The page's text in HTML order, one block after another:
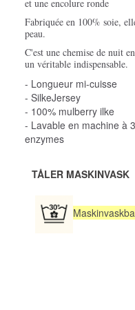
et une encolure ronde
Fabriquée en 100% soie,
peau.
C'est une chemise de nuit
un véritable indispensable.
- Longueur mi-cuisse
- SilkeJersey
- 100% mulberry ilke
- Lavable en machine à
enzymes
TÅLER MASKINVASK